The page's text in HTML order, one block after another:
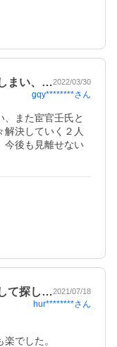
まい、…2022/03/30
gqy********さん
、また宦官壬氏と
決していく２人
今後も見離せない
て探し…2021/07/18
hur********さん
でした。